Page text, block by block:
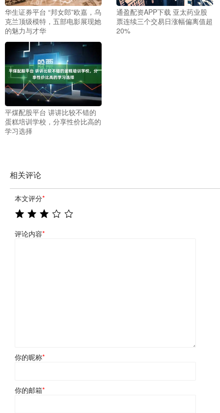
华生证券平台 “邦女郎”欧嘉，乌
克兰顶级模特，五部电影展现她
的魅力与才华
通盈配资APP下载 亚太药业股
票连续三个交易日涨幅偏离值超
20%
平煤配股平台 讲讲比较不错的
蛋糕培训学校，分享性价比高的
学习选择
相关评论
本文评分*
评论内容*
你的昵称*
你的邮箱*